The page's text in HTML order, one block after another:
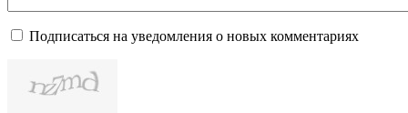
Подписаться на уведомления о новых комментариях